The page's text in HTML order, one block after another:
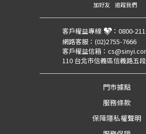
加好友 追蹤我們
客戶權益專線 ： 0800-
網路客服： (02)2755-7666
客戶權益信箱：
110 台北市信義區信義路五
門市據點
服務條款
保障隱私權聲明